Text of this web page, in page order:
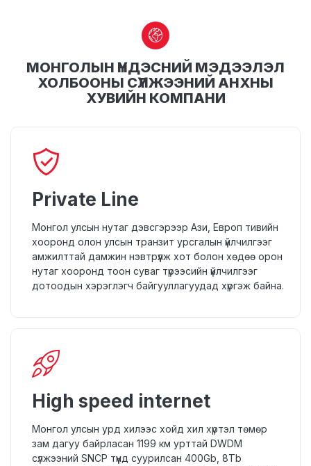
МОНГОЛЫН ҮНДЭСНИЙ МЭДЭЭЛЭЛ
ХОЛБООНЫ СҮЛЖЭЭНИЙ АНХНЫ
ХУВИЙН КОМПАНИ
Private Line
Монгол улсын нутаг дэвсгэрээр Ази, Европ тивийн
хооронд олон улсын транзит урсгалын үйлчилгээг
амжилттай дамжин нэвтрүүлж хот болон хөдөө орон
нутаг хооронд тоон суваг түрээсийн үйлчилгээг
дотоодын хэрэглэгч байгууллагуудад хүргэж байна.
High speed internet
Монгол улсын урд хилээс хойд хил хүртэл төмөр
зам дагуу байрласан 1199 км урттай DWDM
сүлжээний SNCP түүнд суурилсан 400Gb, 8Tb